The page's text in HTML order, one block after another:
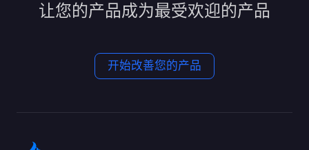
让您的产品成为最受欢迎的产品
开始改善您的产品